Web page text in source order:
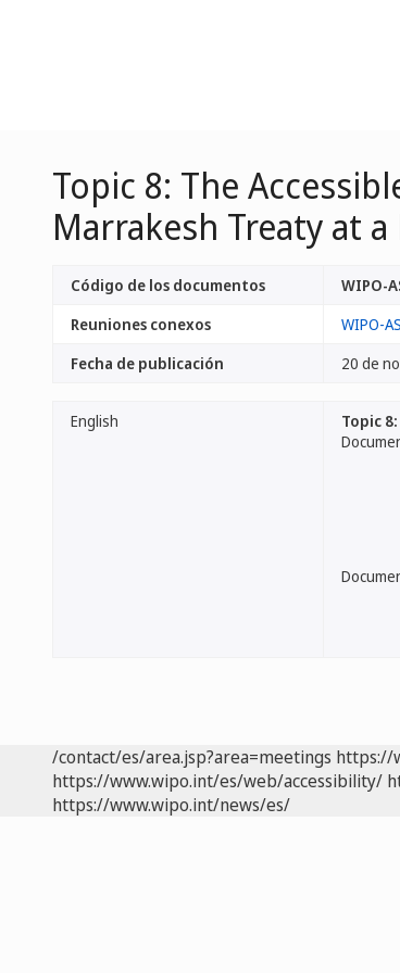
Topic 8: The
Marrakesh Treaty at
Código de los documentos
WIPO-
Reuniones conexos
WIPO-
Fecha de publicación
20 de
English
Topic
/contact/es/area.jsp?area=meetings https://
https://www.wipo.int/es/web/accessibility/
https://www.wipo.int/news/es/